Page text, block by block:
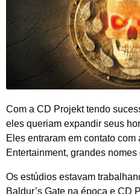
Com a CD Projekt tendo
eles queriam expandir seus
Eles entraram em contato
Entertainment, grandes
Os estúdios estavam
Baldur’s Gate na época e CD